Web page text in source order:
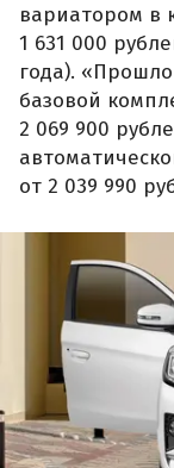
вариатором в
1 631 000
года).
базовой
2 069 900
от 2 039 990